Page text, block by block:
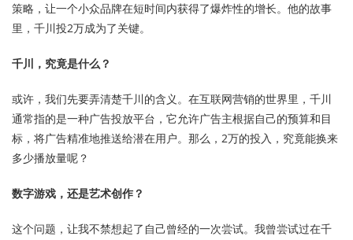
策略，让一个小众品牌在短时间内获得了爆炸性的增长。他的故事
里，千川投2万成为了关键。
千川，究竟是什么？
或许，我们先要弄清楚千川的含义。在互联网营销的世界里，千川
通常指的是一种广告投放平台，它允许广告主根据自己的预算和目
标，将广告精准地推送给潜在用户。那么，2万的投入，究竟能换来
多少播放量呢？
数字游戏，还是艺术创作？
这个问题，让我不禁想起了自己曾经的一次尝试。我曾尝试过在千